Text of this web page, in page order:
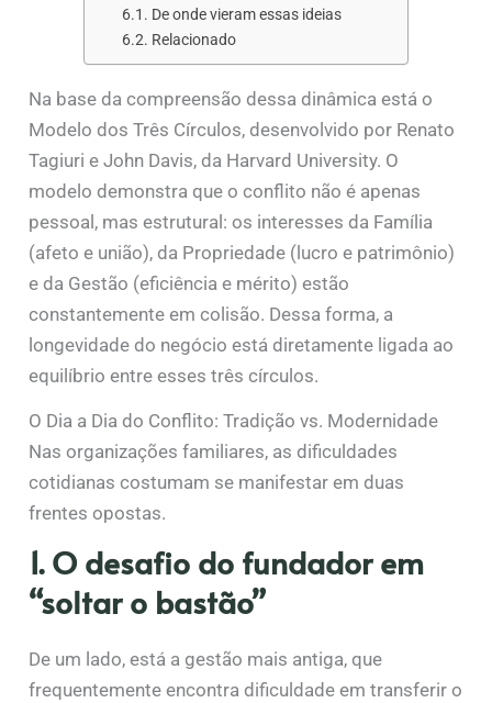
De onde vieram essas ideias
Relacionado
Na base da compreensão dessa dinâmica está o
Modelo dos Três Círculos, desenvolvido por Renato
Tagiuri e John Davis, da Harvard University. O
modelo demonstra que o conflito não é apenas
pessoal, mas estrutural: os interesses da Família
(afeto e união), da Propriedade (lucro e patrimônio)
e da Gestão (eficiência e mérito) estão
constantemente em colisão. Dessa forma, a
longevidade do negócio está diretamente ligada ao
equilíbrio entre esses três círculos.
O Dia a Dia do Conflito: Tradição vs. Modernidade
Nas organizações familiares, as dificuldades
cotidianas costumam se manifestar em duas
frentes opostas.
1. O desafio do fundador em
“soltar o bastão”
De um lado, está a gestão mais antiga, que
frequentemente encontra dificuldade em transferir o